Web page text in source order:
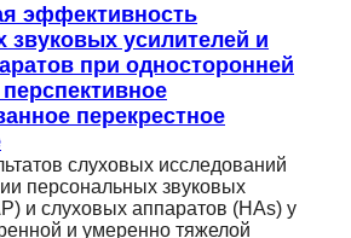
эффективность
звуковых усилителей и
при односторонней
перекрестное
слуховых исследований
персональных звуковых
и слуховых аппаратов (HAs) у
и умеренно тяжелой